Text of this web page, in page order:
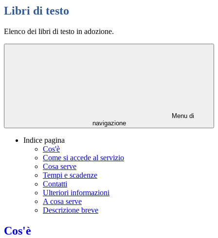
Libri di testo
Elenco dei libri di testo in adozione.
Menu di
navigazione
Indice pagina
Cos'è
Come si accede al servizio
Cosa serve
Tempi e scadenze
Contatti
Ulteriori informazioni
A cosa serve
Descrizione breve
Cos'è